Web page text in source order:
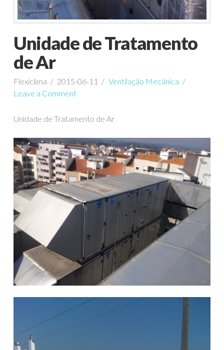
Unidade de Tratamento
de Ar
Flexiclima 2015-06-11
Ventilação Mecânica
Leave a Comment
Unidade de Tratamento de Ar